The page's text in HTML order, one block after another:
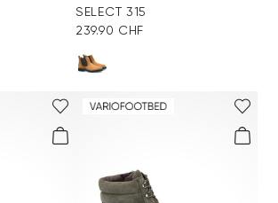
SELECT 315
239.90 CHF